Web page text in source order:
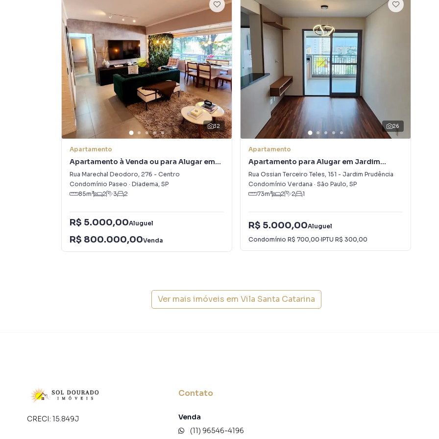
atender proprietários e inquilinos.
32
Apartamento
Apartamento à Venda ou para Alugar em
Centro
Rua Marechal Deodoro, 276 - Centro
Condomínio Paseo · Diadema, SP
85m² 2 3 2
R$ 5.000,00Aluguel
R$ 800.000,00Venda
26
Apartamento
Apartamento para Alugar em Jardim
Prudência
Rua Ossian Terceiro Teles, 151 - Jardim Prudência
Condomínio Verdana · São Paulo, SP
73m² 2 2 1
R$ 5.000,00Aluguel
Condomínio R$ 700,00·IPTU R$ 300,00
Ver mais imóveis em Vila Santa Catarina
CRECI: 15.849J
Contato
Venda
(11) 96546-4196